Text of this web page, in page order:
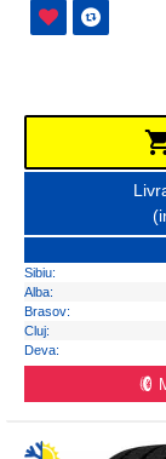
Sibiu:
Alba:
Brasov:
Cluj:
Deva: